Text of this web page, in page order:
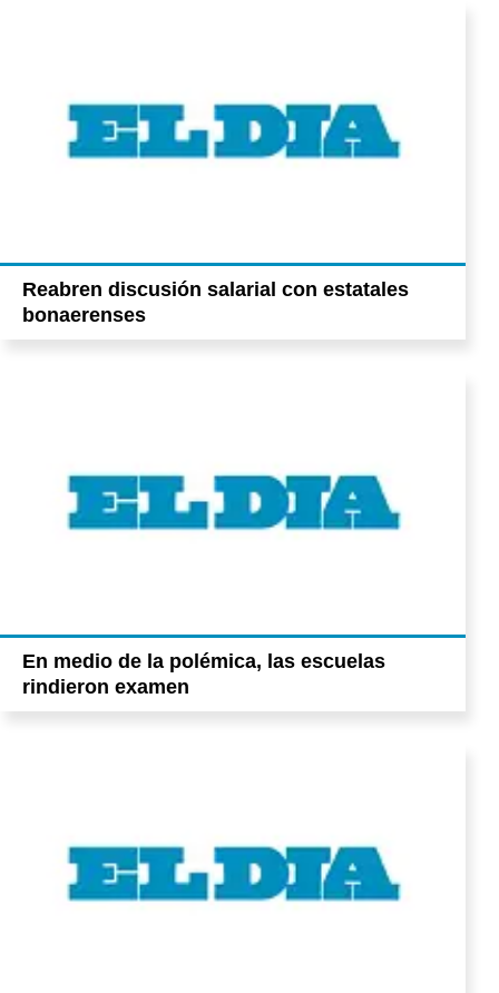
Reabren discusión salarial con estatales
bonaerenses
En medio de la polémica, las escuelas
rindieron examen